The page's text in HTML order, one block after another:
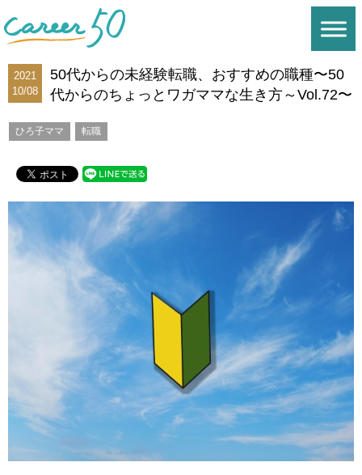
2021
10/08
50代からの未経験転職、おすすめの職種〜50
代からのちょっとワガママな生き方～Vol.72〜
ひろ子ママ 転職